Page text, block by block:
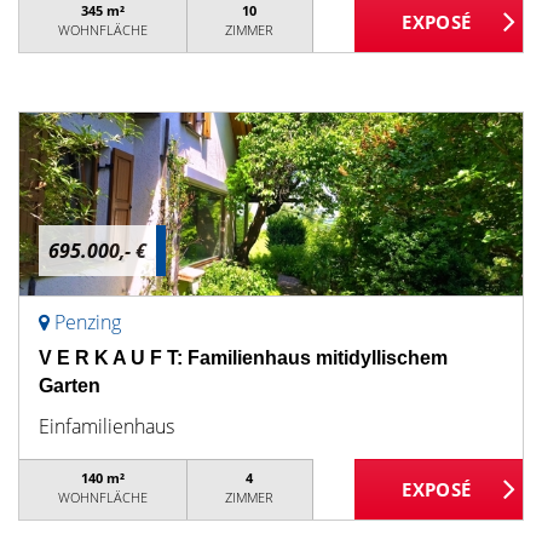
345 m²
WOHNFLÄCHE
10
ZIMMER
695.000,- €
Penzing
V E R K A U F T: Familienhaus mitidyllischem
Garten
Einfamilienhaus
140 m²
WOHNFLÄCHE
4
ZIMMER